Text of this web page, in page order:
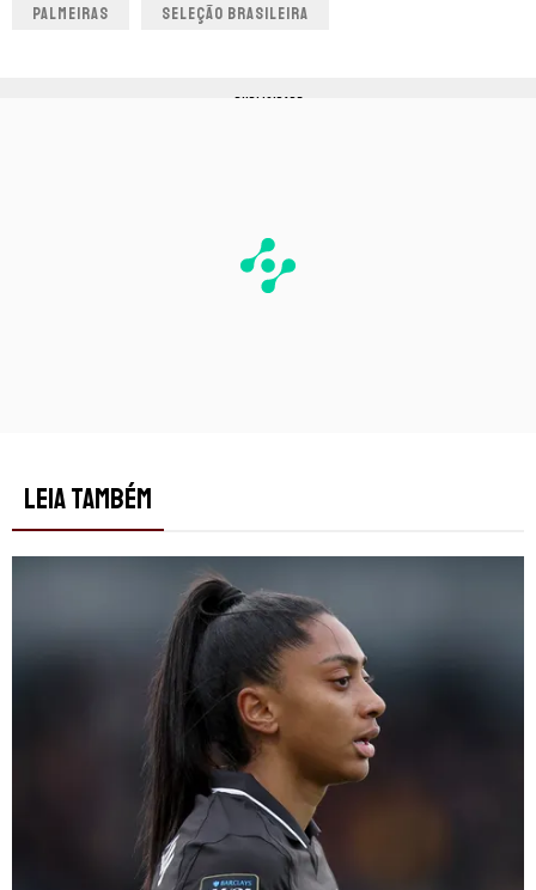
PALMEIRAS SELEÇÃO BRASILEIRA
PUBLICIDADE
LEIA TAMBÉM